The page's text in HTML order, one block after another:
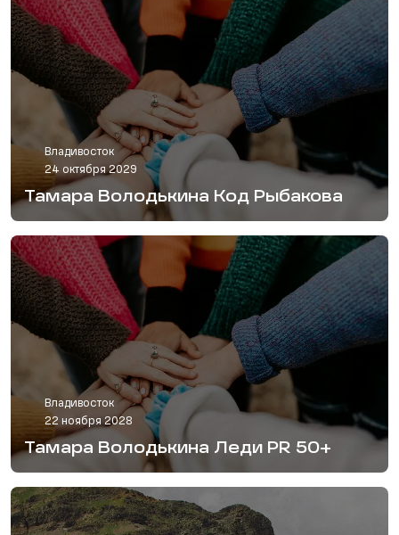
Владивосток
24 октября 2029
Тамара Володькина Код Рыбакова
Владивосток
22 ноября 2028
Тамара Володькина Леди PR 50+